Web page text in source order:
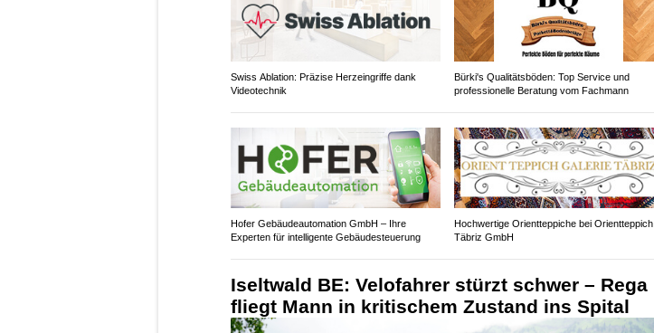
Swiss Ablation: Präzise Herzeingriffe dank
Videotechnik
Bürki's Qualitätsböden: Top Service und
professionelle Beratung vom Fachmann
Hofer Gebäudeautomation GmbH – Ihre
Experten für intelligente Gebäudesteuerung
Hochwertige Orientteppiche bei Orientteppich
Täbriz GmbH
Iseltwald BE: Velofahrer stürzt schwer – Rega
fliegt Mann in kritischem Zustand ins Spital